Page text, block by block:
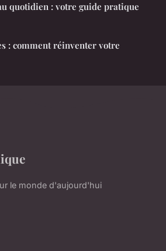
quotidien : votre guide pratique
: comment réinventer votre
le monde d'aujourd'hui